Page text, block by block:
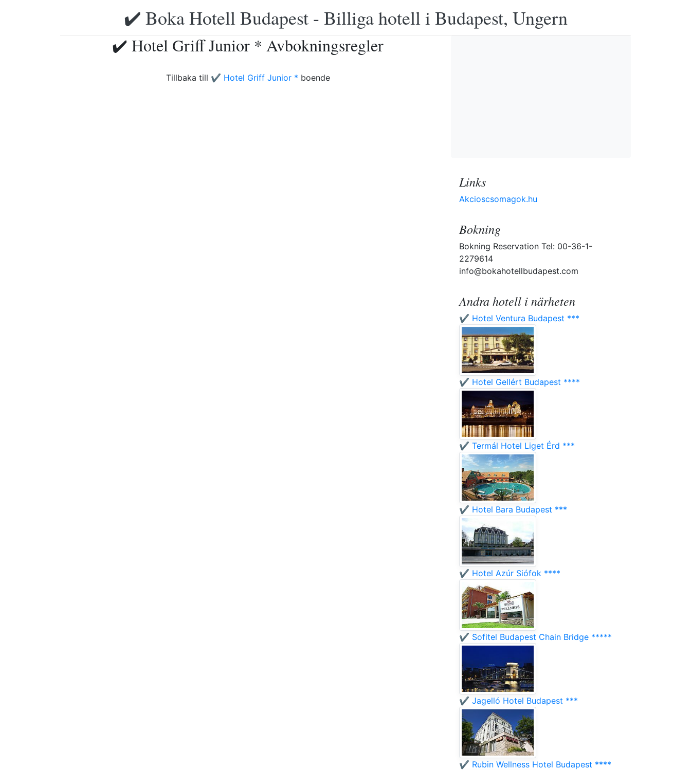
✔️ Boka Hotell Budapest - Billiga hotell i Budapest, Ungern
✔️ Hotel Griff Junior * Avbokningsregler
Tillbaka till ✔️ Hotel Griff Junior * boende
Links
Akcioscsomagok.hu
Bokning
Bokning Reservation Tel: 00-36-1-
2279614
info@bokahotellbudapest.com
Andra hotell i närheten
✔️ Hotel Ventura Budapest ***
✔️ Hotel Gellért Budapest ****
✔️ Termál Hotel Liget Érd ***
✔️ Hotel Bara Budapest ***
✔️ Hotel Azúr Siófok ****
✔️ Sofitel Budapest Chain Bridge *****
✔️ Jagelló Hotel Budapest ***
✔️ Rubin Wellness Hotel Budapest ****